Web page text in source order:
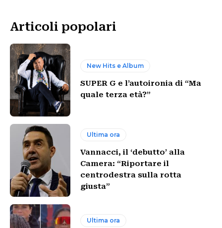
Articoli popolari
New Hits e Album
SUPER G e l’autoironia di “Ma
quale terza età?”
Ultima ora
Vannacci, il ‘debutto’ alla
Camera: “Riportare il
centrodestra sulla rotta
giusta”
Ultima ora